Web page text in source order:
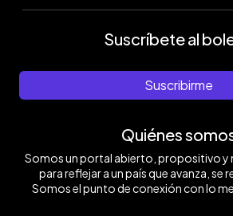
Suscríbete al
Suscribirme
Quiénes
Somos un portal abierto, propositivo y
para reflejar a un país que avanza, se
Somos el punto de conexión con lo